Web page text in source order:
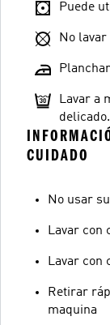
Puede
No lavar
Lavar a
delicado.
CUIDADO
No usar
Lavar con
Lavar con
Retirar
maquina